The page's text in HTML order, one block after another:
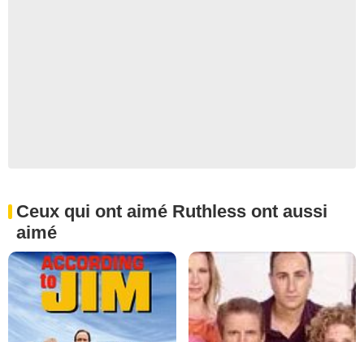
Ceux qui ont aimé Ruthless ont aussi
aimé